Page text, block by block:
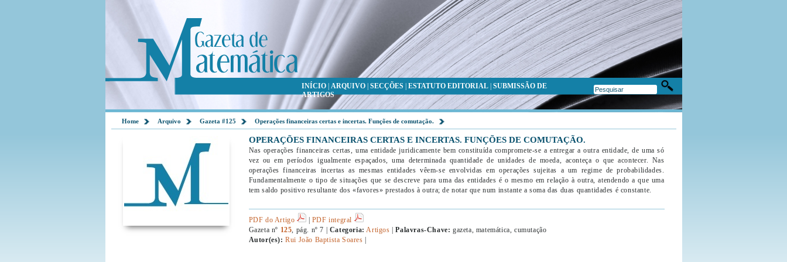
INÍCIO| ARQUIVO| SECÇÕES| ESTATUTO EDITORIAL| SUBMISSÃO DE
ARTIGOS
Home Arquivo Gazeta #125 Operações financeiras certas e incertas. Funções de comutação.
OPERAÇÕES FINANCEIRAS CERTAS E INCERTAS. FUNÇÕES DE COMUTAÇÃO.
Nas operações financeiras certas, uma entidade juridicamente bem constituída compromete-se a entregar a outra entidade, de uma só
vez ou em períodos igualmente espaçados, uma determinada quantidade de unidades de moeda, aconteça o que acontecer. Nas
operações financeiras incertas as mesmas entidades vêem-se envolvidas em operações sujeitas a um regime de probabilidades.
Fundamentalmente o tipo de situações que se descreve para uma das entidades é o mesmo em relação à outra, atendendo a que uma
tem saldo positivo resultante dos «favores» prestados à outra; de notar que num instante a soma das duas quantidades é constante.
PDF do Artigo | PDF integral
Gazeta nº 125, pág. nº 7 | Categoria: Artigos |Palavras-Chave: gazeta, matemática, cumutação
Autor(es): Rui João Baptista Soares